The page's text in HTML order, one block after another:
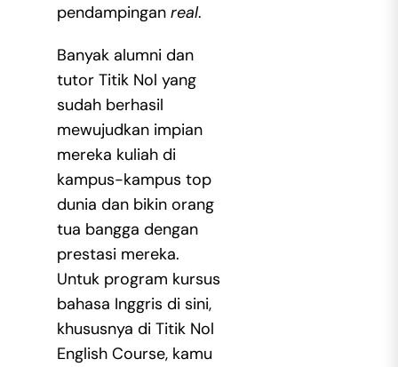
pendampingan real.
Banyak alumni dan
tutor Titik Nol yang
sudah berhasil
mewujudkan impian
mereka kuliah di
kampus-kampus top
dunia dan bikin orang
tua bangga dengan
prestasi mereka.
Untuk program kursus
bahasa Inggris di sini,
khususnya di Titik Nol
English Course, kamu